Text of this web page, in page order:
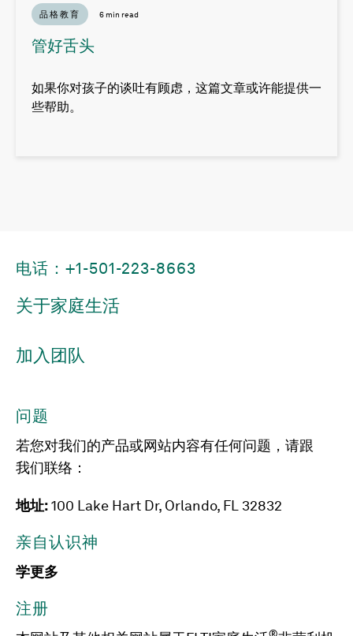
品格教育 6 min read
管好舌头
如果你对孩子的谈吐有顾虑，这篇文章或许能提供一
些帮助。
电话：+1-501-223-8663
关于家庭生活
加入团队
问题
若您对我们的产品或网站内容有任何问题，请跟
我们联络：
地址:100 Lake Hart Dr, Orlando, FL 32832
亲自认识神
学更多
注册